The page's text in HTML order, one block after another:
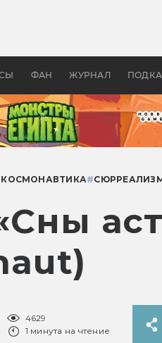
ФАН ЖУРНАЛ
Древней Грецией
КОСМОНАВТИКА#
4629
1 минута на чтение